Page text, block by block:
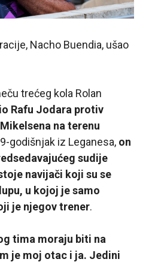
Nacho Buendia, ušao
trećeg kola Rolan
Rafu Jodara protiv
na terenu
godišnjak iz Leganesa, on
sudije
navijači koji su se
u kojoj je samo
je njegov trener.
tima moraju biti na
je moj otac i ja. Jedini